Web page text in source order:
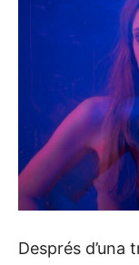
Després d’una